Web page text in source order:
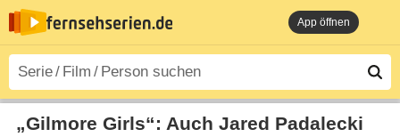
App öffnen
„Gilmore Girls“: Auch Jared Padalecki